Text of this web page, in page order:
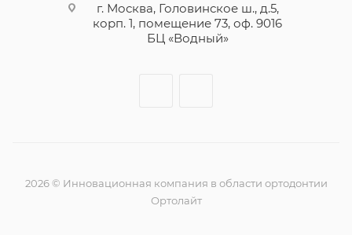
г. Москва, Головинское ш., д.5,
корп. 1, помещение 73, оф. 9016
БЦ «Водный»
2026 © Инновационная компания в области ортодонтии
Ортолайт